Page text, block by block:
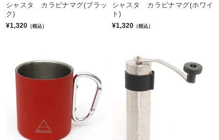
シャスタ カラビナマグ(ブラッ
ク)
¥1,320 （税込）
シャスタ カラビナマグ(ホワイ
ト)
¥1,320 （税込）